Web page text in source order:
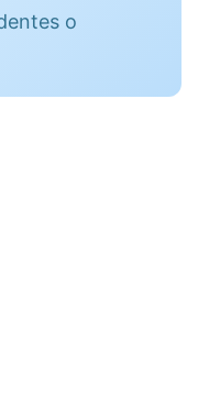
o